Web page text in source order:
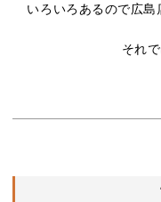
いろいろあるので広島
それ